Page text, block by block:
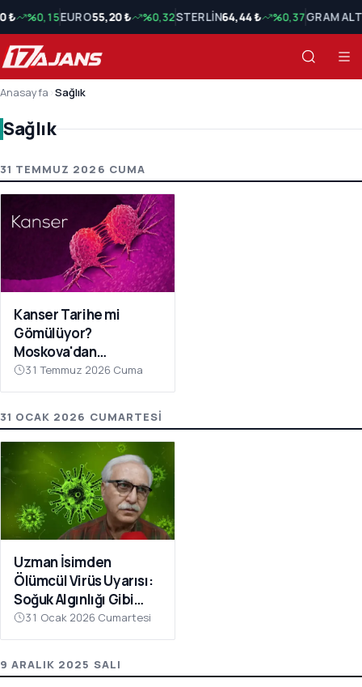
₺ %0,15EURO55,20 ₺ %0,32STERLİN64,44 ₺ %0,37GRAM
Anasayfa Sağlık
Sağlık
Sağlık Son Haberler
31 TEMMUZ 2026 CUMA
Kanser Tarihe mi
Gömülüyor?
Moskova'dan
Heyecanlandıran
Haber
31 Temmuz 2026 Cuma
31 OCAK 2026 CUMARTESI
Uzman İsimden
Ölümcül Virüs Uyarısı:
Soğuk Algınlığı Gibi
Başlıyor, Bu Belirtilere
Dikkat
31 Ocak 2026 Cumartesi
9 ARALIK 2025 SALI